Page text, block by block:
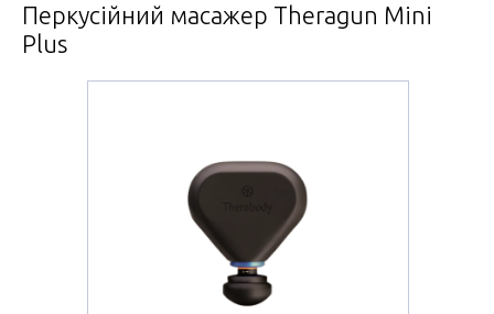
Перкусійний масажер Theragun Mini
Plus